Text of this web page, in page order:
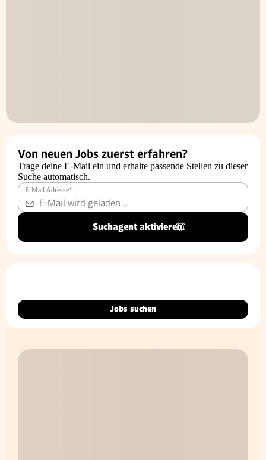
Von neuen Jobs zuerst erfahren?
Trage deine E-Mail ein und erhalte passende Stellen zu dieser
Suche automatisch.
E-Mail Adresse*
Suchagent aktivieren
Jobs suchen